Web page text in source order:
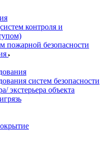
контроля и
пожарной безопасности
систем безопасности
экстерьера объекта